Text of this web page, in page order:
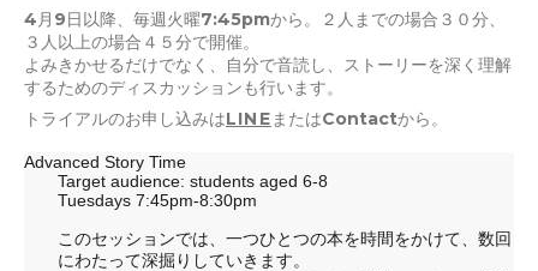
4月9日以降、毎週火曜7:45pmから。２人までの場合３０分、
３人以上の場合４５分で開催。
よみきかせるだけでなく、自分で音読し、ストーリーを深く理解
するためのディスカッションも行います。
トライアルのお申し込みはLINEまたはContactから。
Advanced Story Time
Target audience: students aged 6-8
Tuesdays 7:45pm-8:30pm
このセッションでは、一つひとつの本を時間をかけて、数回
にわたって深掘りしていきます。